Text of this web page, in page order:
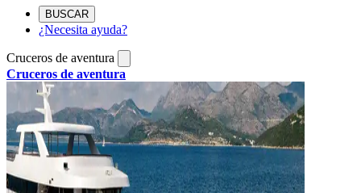
BUSCAR
¿Necesita ayuda?
Cruceros de aventura
Cruceros de aventura